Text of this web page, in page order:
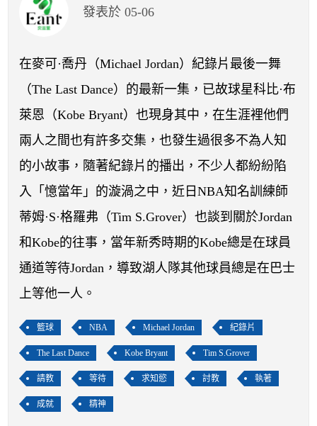
開賽列表
運彩教學專區
發表於 05-06
在麥可·喬丹（Michael Jordan）紀錄片最後一舞
（The Last Dance）的最新一集，已故球星科比·布
萊恩（Kobe Bryant）也現身其中，在生涯裡他們
兩人之間也有許多交集，也發生過很多不為人知
的小故事，隨著紀錄片的播出，不少人都紛紛陷
入「憶當年」的漩渦之中，近日NBA知名訓練師
蒂姆·S·格羅弗（Tim S.Grover）也談到關於Jordan
和Kobe的往事，當年新秀時期的Kobe總是在球員
通道等待Jordan，導致湖人隊其他球員總是在巴士
上等他一人。
籃球 NBA Michael Jordan 紀錄片
The Last Dance Kobe Bryant Tim S.Grover
請教 等待 求知慾 討教 執著
成就 精神